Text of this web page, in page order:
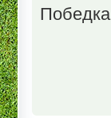
Победка